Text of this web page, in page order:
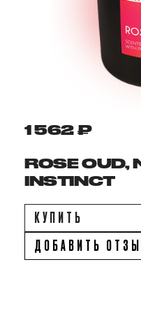
1 562 ₽
ROSE OUD,
INSTINCT
КУПИТЬ
ДОБАВИТЬ